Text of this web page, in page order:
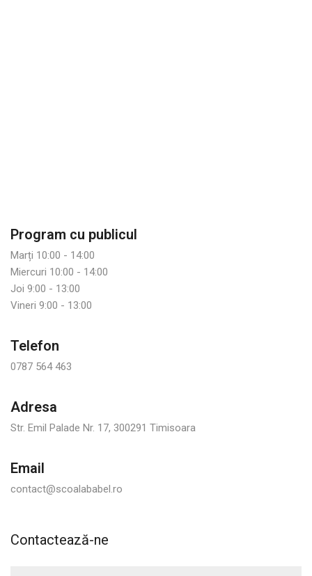
Program cu publicul
Marți 10:00 - 14:00
Miercuri 10:00 - 14:00
Joi 9:00 - 13:00
Vineri 9:00 - 13:00
Telefon
0787 564 463
Adresa
Str. Emil Palade Nr. 17, 300291 Timisoara
Email
contact@scoalababel.ro
Contactează-ne